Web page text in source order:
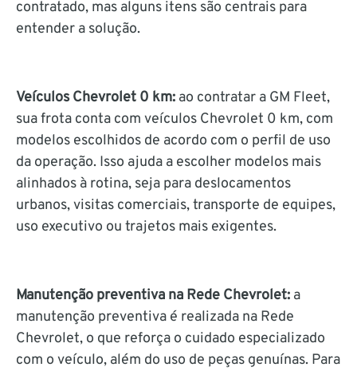
contratado, mas alguns itens são centrais para
entender a solução.
Veículos Chevrolet 0 km: ao contratar a GM Fleet,
sua frota conta com veículos Chevrolet 0 km, com
modelos escolhidos de acordo com o perfil de uso
da operação. Isso ajuda a escolher modelos mais
alinhados à rotina, seja para deslocamentos
urbanos, visitas comerciais, transporte de equipes,
uso executivo ou trajetos mais exigentes.
Manutenção preventiva na Rede Chevrolet: a
manutenção preventiva é realizada na Rede
Chevrolet, o que reforça o cuidado especializado
com o veículo, além do uso de peças genuínas. Para